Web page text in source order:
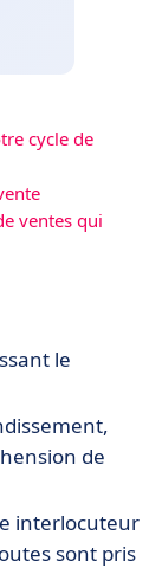
cycle de
ventes qui
le
de
interlocuteur
sont pris